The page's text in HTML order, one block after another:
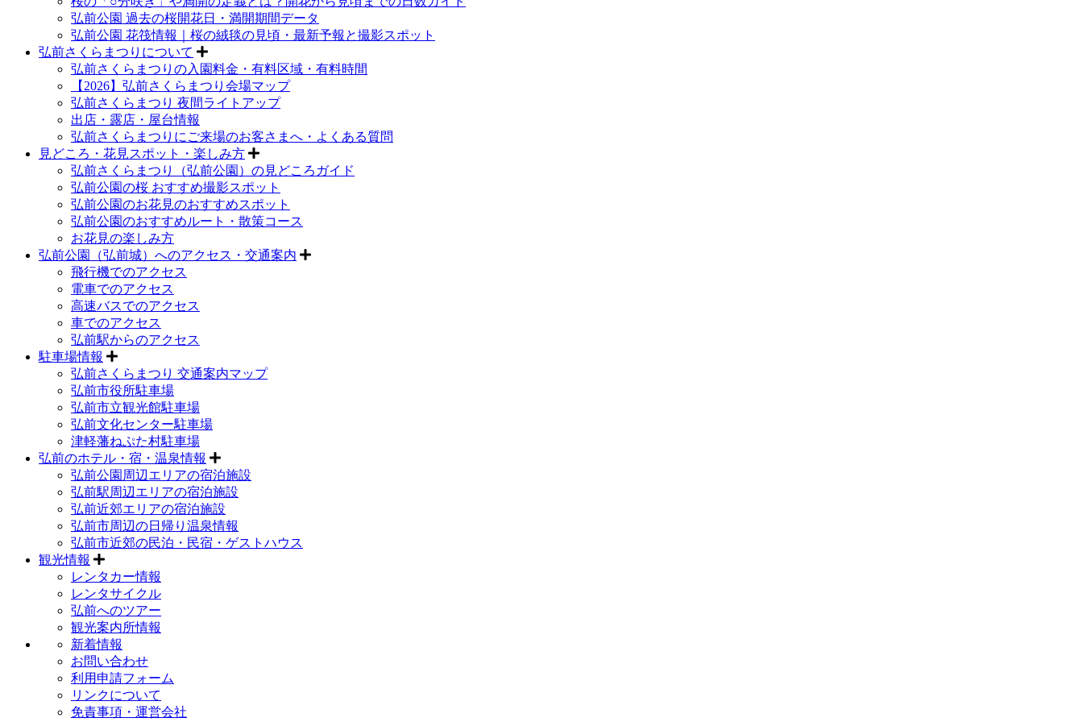
弘前公園 過去の桜開花日・満開期間データ
弘前公園 花筏情報｜桜の絨毯の見頃・最新予報と撮影スポット
弘前さくらまつりについて
弘前さくらまつりの入園料金・有料区域・有料時間
【2026】弘前さくらまつり会場マップ
弘前さくらまつり 夜間ライトアップ
出店・露店・屋台情報
弘前さくらまつりにご来場のお客さまへ・よくある質問
見どころ・花見スポット・楽しみ方
弘前さくらまつり（弘前公園）の見どころガイド
弘前公園の桜 おすすめ撮影スポット
弘前公園のお花見のおすすめスポット
弘前公園のおすすめルート・散策コース
お花見の楽しみ方
弘前公園（弘前城）へのアクセス・交通案内
飛行機でのアクセス
電車でのアクセス
高速バスでのアクセス
車でのアクセス
弘前駅からのアクセス
駐車場情報
弘前さくらまつり 交通案内マップ
弘前市役所駐車場
弘前市立観光館駐車場
弘前文化センター駐車場
津軽藩ねぷた村駐車場
弘前のホテル・宿・温泉情報
弘前公園周辺エリアの宿泊施設
弘前駅周辺エリアの宿泊施設
弘前近郊エリアの宿泊施設
弘前市周辺の日帰り温泉情報
弘前市近郊の民泊・民宿・ゲストハウス
観光情報
レンタカー情報
レンタサイクル
弘前へのツアー
観光案内所情報
新着情報
お問い合わせ
利用申請フォーム
リンクについて
免責事項・運営会社